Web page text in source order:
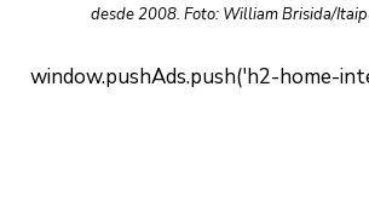
desde 2008. Foto: William Brisida/